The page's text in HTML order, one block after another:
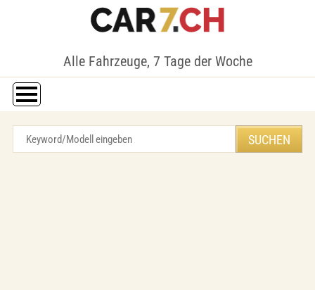
Alle Fahrzeuge, 7 Tage der Woche